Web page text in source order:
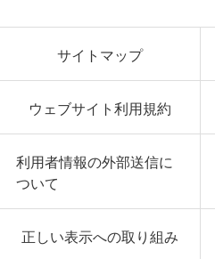
サイトマップ
ウェブサイト利用規約
利用者情報の外部送信に
ついて
正しい表示への取り組み